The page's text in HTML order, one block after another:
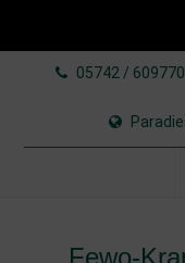
05742 / 609770
Fewo-